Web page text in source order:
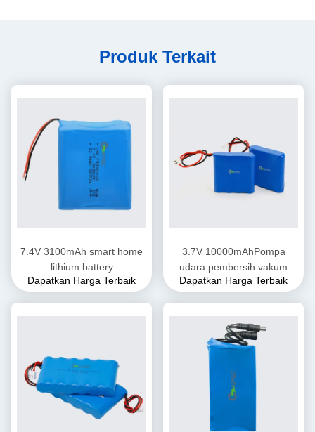
Produk Terkait
7.4V 3100mAh smart home
lithium battery
Dapatkan Harga Terbaik
3.7V 10000mAhPompa
udara pembersih vakum
paket baterai lithium
Dapatkan Harga Terbaik